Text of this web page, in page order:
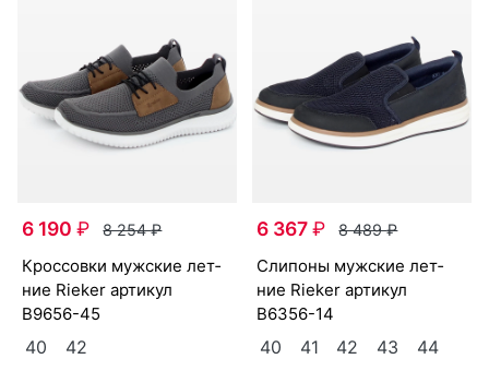
6 190₽ 8 254₽
крос­совки мужс­кие лет­
ние Ri­eker артикул
B9656-45
40 42
6 367₽ 8 489₽
сли­поны мужс­кие лет­
ние Ri­eker артикул
B6356-14
40 41 42 43 44